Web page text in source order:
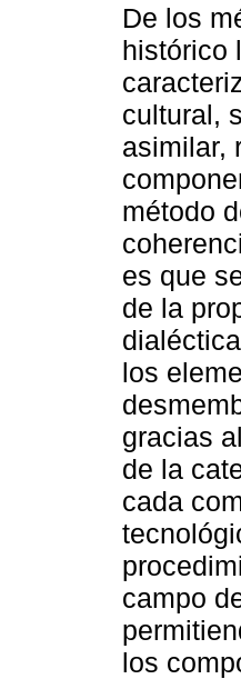
De los
histórico
cultural,
asimilar,
método
es que
de la
los
gracias
de la
cada
campo
los